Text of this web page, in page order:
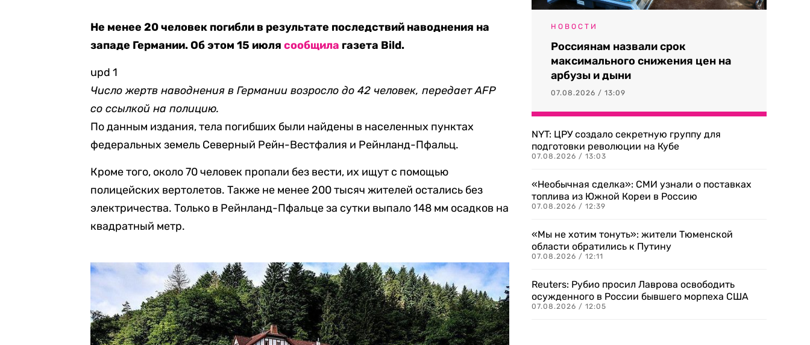
Не менее 20 человек погибли в результате последствий наводнения на
западе Германии. Об этом 15 июля сообщила газета Bild.
upd 1
Число жертв наводнения в Германии возросло до 42 человек, передает AFP
со ссылкой на полицию.
По данным издания, тела погибших были найдены в населенных пунктах
федеральных земель Северный Рейн-Вестфалия и Рейнланд-Пфальц.
Кроме того, около 70 человек пропали без вести, их ищут с помощью
полицейских вертолетов. Также не менее 200 тысяч жителей остались без
электричества. Только в Рейнланд-Пфальце за сутки выпало 148 мм осадков на
квадратный метр.
НОВОСТИ
Россиянам назвали срок
максимального снижения цен на
арбузы и дыни
07.08.2026 / 13:09
NYT: ЦРУ создало секретную группу для
подготовки революции на Кубе
07.08.2026 / 13:03
«Необычная сделка»: СМИ узнали о поставках
топлива из Южной Кореи в Россию
07.08.2026 / 12:39
«Мы не хотим тонуть»: жители Тюменской
области обратились к Путину
07.08.2026 / 12:11
Reuters: Рубио просил Лаврова освободить
осужденного в России бывшего морпеха США
07.08.2026 / 12:05